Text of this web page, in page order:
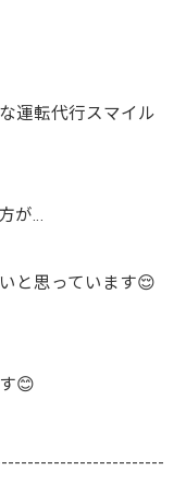
運転代行スマイル
が…
と思っています😌
😊